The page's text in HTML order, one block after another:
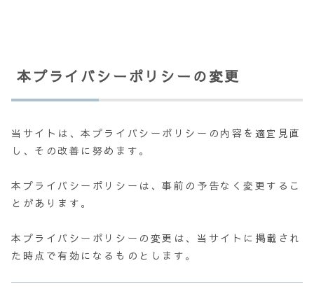
本プライバシーポリシーの変更
当サイトは、本プライバシーポリシーの内容を適宜見直
し、その改善に努めます。
本プライバシーポリシーは、事前の予告なく変更するこ
とがあります。
本プライバシーポリシーの変更は、当サイトに掲載され
た時点で有効になるものとします。